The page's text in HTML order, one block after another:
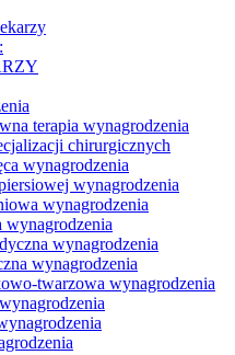
terapia wynagrodzenia
chirurgicznych
wynagrodzenia
wynagrodzenia
wynagrodzenia
wynagrodzenia
wynagrodzenia
wynagrodzenia
twarzowa wynagrodzenia